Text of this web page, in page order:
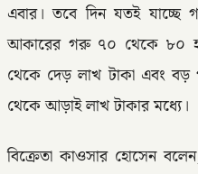
এবার। তবে দিন যতই যাচ্ছে
আকারের গরু ৭০ থেকে ৮০
থেকে দেড় লাখ টাকা এবং বড়
থেকে আড়াই লাখ টাকার মধ্যে।
বিক্রেতা কাওসার হোসেন